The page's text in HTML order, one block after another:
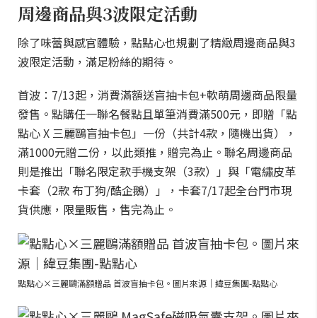
周邊商品與3波限定活動
除了味蕾與感官體驗，點點心也規劃了精緻周邊商品與3
波限定活動，滿足粉絲的期待。
首波：7/13起，消費滿額送盲抽卡包+軟萌周邊商品限量
發售。點購任一聯名餐點且單筆消費滿500元，即贈「點
點心 X 三麗鷗盲抽卡包」一份（共計4款，隨機出貨），
滿1000元贈二份，以此類推，贈完為止。聯名周邊商品
則是推出「聯名限定款手機支架（3款）」與「電繡皮革
卡套（2款 布丁狗/酷企鵝）」，卡套7/17起全台門市現
貨供應，限量販售，售完為止。
點點心×三麗鷗滿額贈品 首波盲抽卡包。圖片來源｜緯豆集團-點點心